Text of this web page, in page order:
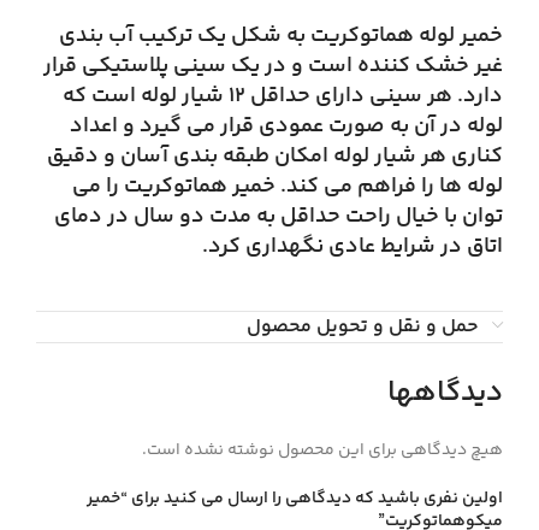
خمیر لوله هماتوکریت به شکل یک ترکیب آب بندی
غیر خشک کننده است و در یک سینی پلاستیکی قرار
دارد. هر سینی دارای حداقل 12 شیار لوله است که
لوله در آن به صورت عمودی قرار می گیرد و اعداد
کناری هر شیار لوله امکان طبقه بندی آسان و دقیق
لوله ها را فراهم می کند. خمیر هماتوکریت را می
توان با خیال راحت حداقل به مدت دو سال در دمای
اتاق در شرایط عادی نگهداری کرد.
حمل و نقل و تحویل محصول
دیدگاهها
هیچ دیدگاهی برای این محصول نوشته نشده است.
اولین نفری باشید که دیدگاهی را ارسال می کنید برای “خمیر
میکوهماتوکریت”